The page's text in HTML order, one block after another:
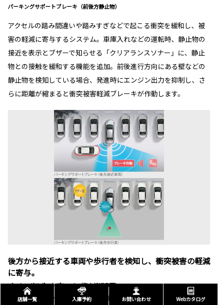
パーキングサポートブレーキ（前後方静止物）
アクセルの踏み間違いや踏みすぎなどで起こる衝突を緩和し、被
害の軽減に寄与するシステム。車庫入れなどの運転時、静止物の
接近を表示とブザーで知らせる「クリアランスソナー」に、静止
物との接触を緩和する機能を追加。前後進行方向にある壁などの
静止物を検知している場合、発進時にエンジン出力を抑制し、さ
らに距離が縮まると衝突被害軽減ブレーキが作動します。
後方から接近する車両や歩行者を検知し、衝突被害の軽減
に寄与。
パーキングサポートブレーキ（後方接近車両）
パーキングサポートブレーキ（後方歩行者）
店舗一覧 入庫予約 お問い合わせ Webカタログ